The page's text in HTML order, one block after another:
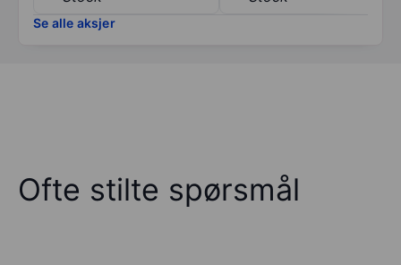
Se alle aksjer
Ofte stilte spørsmål